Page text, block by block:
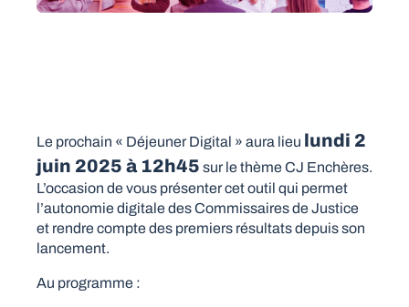
Le prochain « Déjeuner Digital » aura lieu lundi 2
juin 2025 à 12h45 sur le thème CJ Enchères.
L’occasion de vous présenter cet outil qui permet
l’autonomie digitale des Commissaires de Justice
et rendre compte des premiers résultats depuis son
lancement.
Au programme :